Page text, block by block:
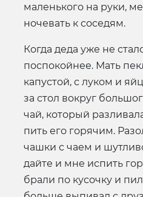
маленького на руки,
ночевать к соседям.
Когда деда уже не
поспокойнее. Мать
капустой, с луком и
за стол вокруг
чай, который
пить его горячим.
чашки с чаем и
дайте и мне испить
брали по кусочку и